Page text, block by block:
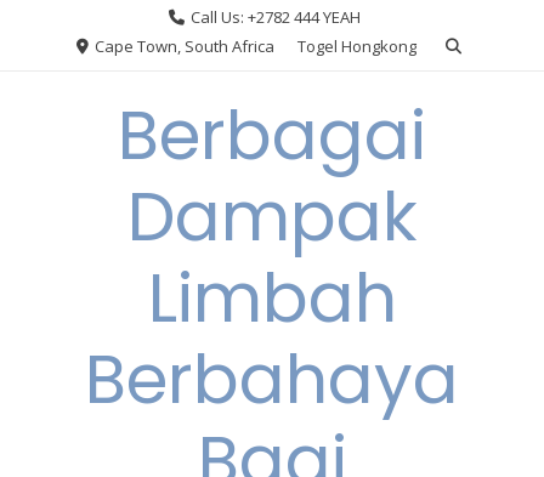
Call Us: +2782 444 YEAH
Cape Town, South Africa
Togel Hongkong
Berbagai
Dampak
Limbah
Berbahaya